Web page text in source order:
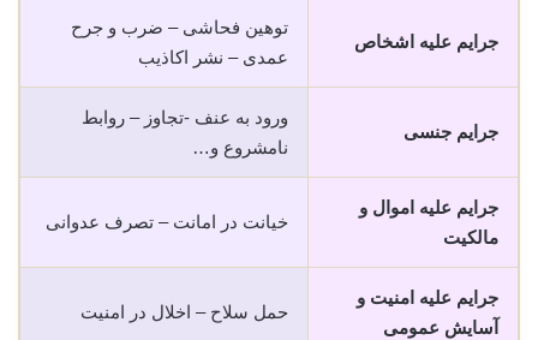
جرایم علیه اشخاص
توهین فحاشی – ضرب و جرح
عمدی – نشر اکاذیب
جرایم جنسی
ورود به عنف -تجاوز – روابط
نامشروع و…
جرایم علیه اموال و
مالکیت
خیانت در امانت – تصرف عدوانی
جرایم علیه امنیت و
آسایش عمومی
حمل سلاح – اخلال در امنیت